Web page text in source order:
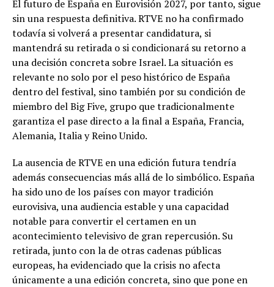
El futuro de España en Eurovisión 2027, por tanto, sigue
sin una respuesta definitiva. RTVE no ha confirmado
todavía si volverá a presentar candidatura, si
mantendrá su retirada o si condicionará su retorno a
una decisión concreta sobre Israel. La situación es
relevante no solo por el peso histórico de España
dentro del festival, sino también por su condición de
miembro del Big Five, grupo que tradicionalmente
garantiza el pase directo a la final a España, Francia,
Alemania, Italia y Reino Unido.
La ausencia de RTVE en una edición futura tendría
además consecuencias más allá de lo simbólico. España
ha sido uno de los países con mayor tradición
eurovisiva, una audiencia estable y una capacidad
notable para convertir el certamen en un
acontecimiento televisivo de gran repercusión. Su
retirada, junto con la de otras cadenas públicas
europeas, ha evidenciado que la crisis no afecta
únicamente a una edición concreta, sino que pone en